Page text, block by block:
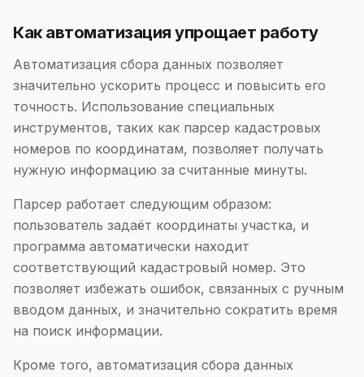
Как автоматизация упрощает работу
Автоматизация сбора данных позволяет
значительно ускорить процесс и повысить его
точность. Использование специальных
инструментов, таких как парсер кадастровых
номеров по координатам, позволяет получать
нужную информацию за считанные минуты.
Парсер работает следующим образом:
пользователь задаёт координаты участка, и
программа автоматически находит
соответствующий кадастровый номер. Это
позволяет избежать ошибок, связанных с ручным
вводом данных, и значительно сократить время
на поиск информации.
Кроме того, автоматизация сбора данных